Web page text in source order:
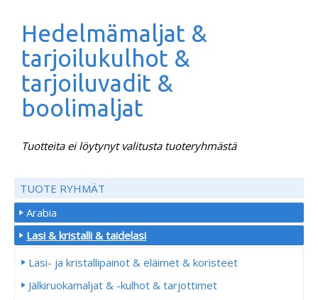
Hedelmämaljat &
tarjoilukulhot &
tarjoiluvadit &
boolimaljat
Tuotteita ei löytynyt valitusta tuoteryhmästä
TUOTE RYHMÄT
Arabia
Lasi & kristalli & taidelasi
Lasi- ja kristallipainot & eläimet & koristeet
Jälkiruokamaljat & -kulhot & tarjottimet